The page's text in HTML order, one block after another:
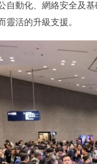
自動化、網絡安全及
靈活的升級支援。